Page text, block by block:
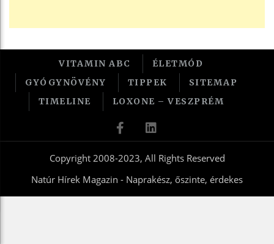
VITAMIN ABC
ÉLETMÓD
GYÓGYNÖVÉNY
TIPPEK
SITEMAP
TIMELINE
LOXONE – VESZPRÉM
Copyright 2008-2023, All Rights Reserved
Natúr Hírek Magazin - Naprakész, őszinte, érdekes